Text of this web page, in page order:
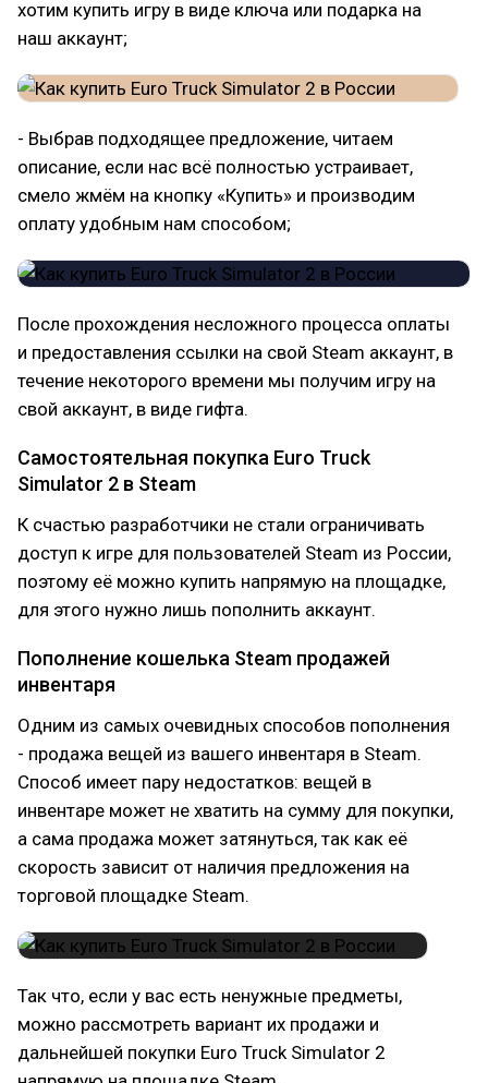
хотим купить игру в виде ключа или подарка на
наш аккаунт;
- Выбрав подходящее предложение, читаем
описание, если нас всё полностью устраивает,
смело жмём на кнопку «Купить» и производим
оплату удобным нам способом;
После прохождения несложного процесса оплаты
и предоставления ссылки на свой Steam аккаунт, в
течение некоторого времени мы получим игру на
свой аккаунт, в виде гифта.
Самостоятельная покупка Euro Truck
Simulator 2 в Steam
К счастью разработчики не стали ограничивать
доступ к игре для пользователей Steam из России,
поэтому её можно купить напрямую на площадке,
для этого нужно лишь пополнить аккаунт.
Пополнение кошелька Steam продажей
инвентаря
Одним из самых очевидных способов пополнения
- продажа вещей из вашего инвентаря в Steam.
Способ имеет пару недостатков: вещей в
инвентаре может не хватить на сумму для покупки,
а сама продажа может затянуться, так как её
скорость зависит от наличия предложения на
торговой площадке Steam.
Так что, если у вас есть ненужные предметы,
можно рассмотреть вариант их продажи и
дальнейшей покупки Euro Truck Simulator 2